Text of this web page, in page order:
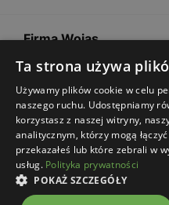
Firma Wojas
Porady
Regulamin sklepu Polityka
Ta strona używa
Używamy plików cookie w celu
naszego ruchu. Udostępniamy
korzystasz z naszej witryny,
analitycznym, którzy mogą
przekazałeś lub które zebrali w
usług. Polityka prywatności
POKAŻ SZCZEGÓŁY